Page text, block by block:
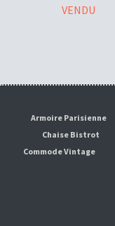
VENDU
Armoire Parisienne
Chaise Bistrot
Commode Vintage